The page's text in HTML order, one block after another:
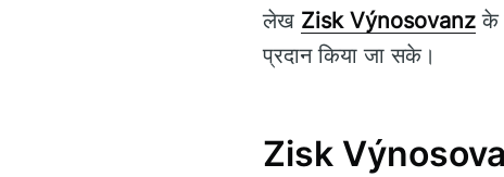
लेख Zisk Výnosovanz के
प्रदान किया जा सके।
Zisk